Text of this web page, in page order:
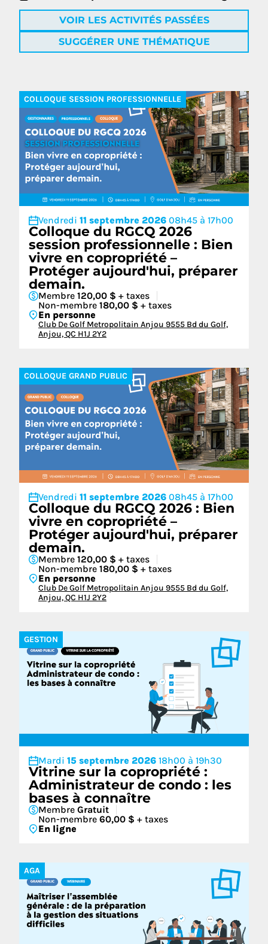
VOIR LES ACTIVITÉS PASSÉES
SUGGÉRER UNE THÉMATIQUE
COLLOQUE SESSION PROFESSIONNELLE
Vendredi 11 septembre 2026 08h45 à 17h00
Colloque du RGCQ 2026
session professionnelle : Bien
vivre en copropriété –
Protéger aujourd'hui, préparer
demain.
Membre 120,00 $ + taxes
Non-membre 180,00 $ + taxes
En personne
Club De Golf Metropolitain Anjou 9555 Bd du Golf,
Anjou, QC H1J 2Y2
COLLOQUE GRAND PUBLIC
Vendredi 11 septembre 2026 08h45 à 17h00
Colloque du RGCQ 2026 : Bien
vivre en copropriété –
Protéger aujourd'hui, préparer
demain.
Membre 120,00 $ + taxes
Non-membre 180,00 $ + taxes
En personne
Club De Golf Metropolitain Anjou 9555 Bd du Golf,
Anjou, QC H1J 2Y2
GESTION
Mardi 15 septembre 2026 18h00 à 19h30
Vitrine sur la copropriété :
Administrateur de condo : les
bases à connaître
Membre Gratuit
Non-membre 60,00 $ + taxes
En ligne
AGA